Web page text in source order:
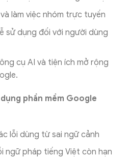
làm việc nhóm trực tuyến
sử dụng đối với người dùng
cụ AI và tiện ích mở rộng
phần mềm Google
lỗi dùng từ sai ngữ cảnh
ngữ pháp tiếng Việt còn hạn